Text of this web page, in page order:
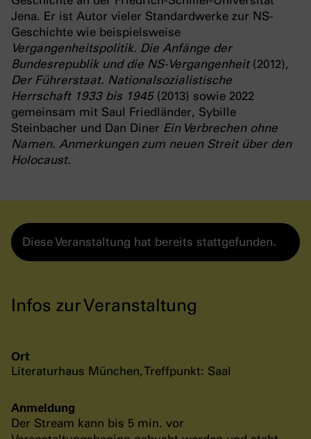
Jena. Er ist Autor vieler Standardwerke zur NS-
Geschichte wie beispielsweise
Vergangenheitspolitik. Die Anfänge der
Bundesrepublik und die NS-Vergangenheit(2012),
Der Führerstaat. Nationalsozialistische
Herrschaft 1933 bis 1945(2013) sowie 2022
gemeinsam mit Saul Friedländer, Sybille
Steinbacher und Dan Diner Ein Verbrechen ohne
Namen. Anmerkungen zum neuen Streit über den
Holocaust.
Diese Veranstaltung hat bereits stattgefunden.
Infos zur Veranstaltung
Ort
Literaturhaus München, Treffpunkt: Saal
Anmeldung
Der Stream kann bis 5 min. vor